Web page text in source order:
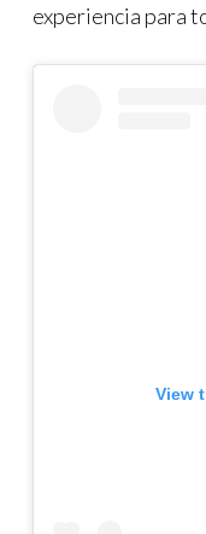
experiencia para
View